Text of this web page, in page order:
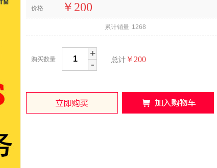
价格 ￥200
累计销量 1268
购买数量 -
+
总计 ￥200